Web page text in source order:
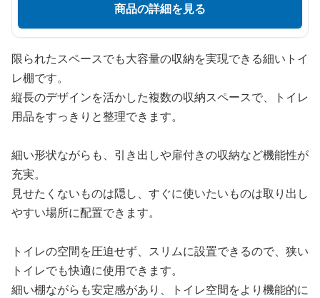
商品の詳細を見る
限られたスペースでも大容量の収納を実現できる細いトイ
レ棚です。
縦長のデザインを活かした複数の収納スペースで、トイレ
用品をすっきりと整理できます。
細い形状ながらも、引き出しや扉付きの収納など機能性が
充実。
見せたくないものは隠し、すぐに使いたいものは取り出し
やすい場所に配置できます。
トイレの空間を圧迫せず、スリムに設置できるので、狭い
トイレでも快適に使用できます。
細い棚ながらも安定感があり、トイレ空間をより機能的に